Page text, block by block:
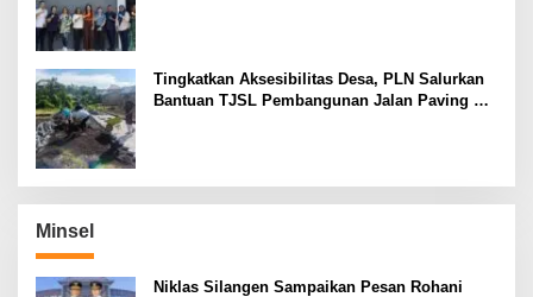
Tingkatkan Aksesibilitas Desa, PLN Salurkan
Bantuan TJSL Pembangunan Jalan Paving di
Minsel
Niklas Silangen Sampaikan Pesan Rohani